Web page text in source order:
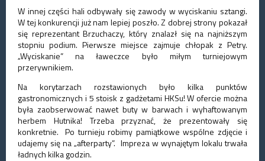
W innej części hali odbywały się zawody w wyciskaniu sztangi.
W tej konkurencji już nam lepiej poszło. Z dobrej strony pokazał
się reprezentant Brzuchaczy, który znalazł się na najniższym
stopniu podium. Pierwsze miejsce zajmuje chłopak z Petry.
„Wyciskanie” na ławeczce było miłym turniejowym
przerywnikiem.
Na korytarzach rozstawionych było kilka punktów
gastronomicznych i 5 stoisk z gadżetami HKSu! W ofercie można
była zaobserwować nawet buty w barwach i wyhaftowanym
herbem Hutnika! Trzeba przyznać, że prezentowały się
konkretnie. Po turnieju robimy pamiątkowe wspólne zdjęcie i
udajemy się na „afterparty”. Impreza w wynajętym lokalu trwała
ładnych kilka godzin.